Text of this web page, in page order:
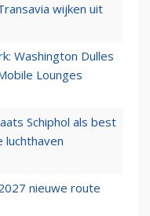
wijken uit
Washington Dulles
Lounges
Schiphol als best
luchthaven
nieuwe route